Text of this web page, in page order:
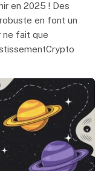
en 2025 ! Des
en font un
ne fait que